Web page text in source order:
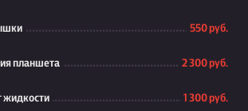
550 руб.
планшета 2 300 руб.
жидкости 1 300 руб.